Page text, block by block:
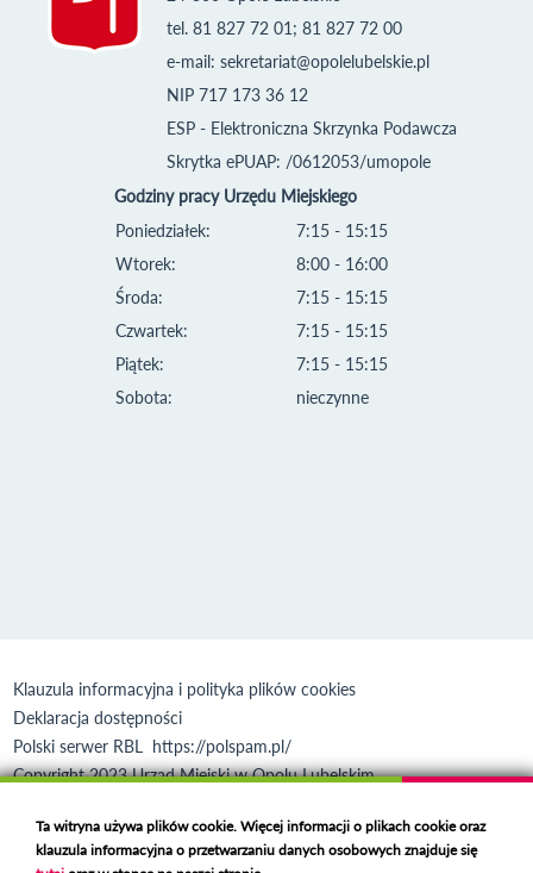
tel. 81 827 72 01; 81 827 72 00
e-mail: sekretariat@opolelubelskie.pl
NIP 717 173 36 12
ESP - Elektroniczna Skrzynka Podawcza
Skrytka ePUAP: /0612053/umopole
Godziny pracy Urzędu Miejskiego
Poniedziałek:
Wtorek:
Środa:
Czwartek:
Piątek:
Sobota:
7:15 - 15:15
8:00 - 16:00
7:15 - 15:15
7:15 - 15:15
7:15 - 15:15
nieczynne
Klauzula informacyjna i polityka plików cookies
Deklaracja dostępności
Polski serwer RBL https://polspam.pl/
Copyright 2023 Urząd Miejski w Opolu Lubelskim
Ta witryna używa plików cookie. Więcej informacji o plikach cookie oraz
klauzula informacyjna o przetwarzaniu danych osobowych znajduje się